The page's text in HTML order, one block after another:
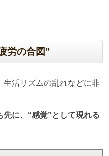
労の合図”
生活リズムの乱れなどに非
に、 “感覚”として現れる